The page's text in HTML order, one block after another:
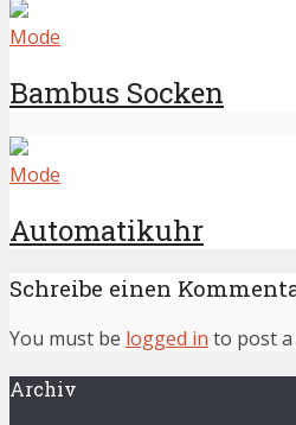
Mode
Bambus Socken
Mode
Automatikuhr
Schreibe einen
You must be logged in to post a
Archiv